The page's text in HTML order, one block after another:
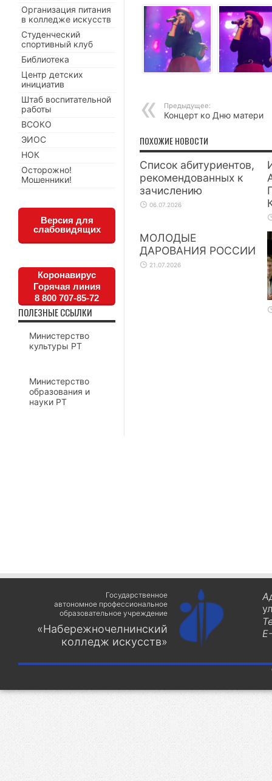
Предыдущее:
Концерт ко Дню матери
ПОХОЖИЕ НОВОСТИ
Список абитуриентов,
рекомендованных к
зачислению
06.07.2026
МОЛОДЫЕ
ДАРОВАНИЯ РОССИИ
21.07.2026
Организация питания
в колледже искусств
Студенческий
спортивный клуб
Библиотека
Центр детских
инициатив
Штаб воспитательной
работы
ВСОКО
ЭИОС
НОК
Осторожно!
Мошенники!
Версия для
слабовидящих
Коронавирус
Горячая линия
8 800 707-85-72
ПОЛЕЗНЫЕ ССЫЛКИ
Министерство
культуры РТ
Министерство
образования и
науки РТ
Государственное
автономное профессиональное
образовательное учреждение
«Набережночелнинский
колледж искусств»